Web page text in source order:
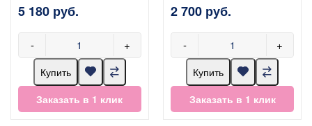
5 180 руб.
- +
Купить
Заказать в 1 клик
2 700 руб.
- +
Купить
Заказать в 1 клик